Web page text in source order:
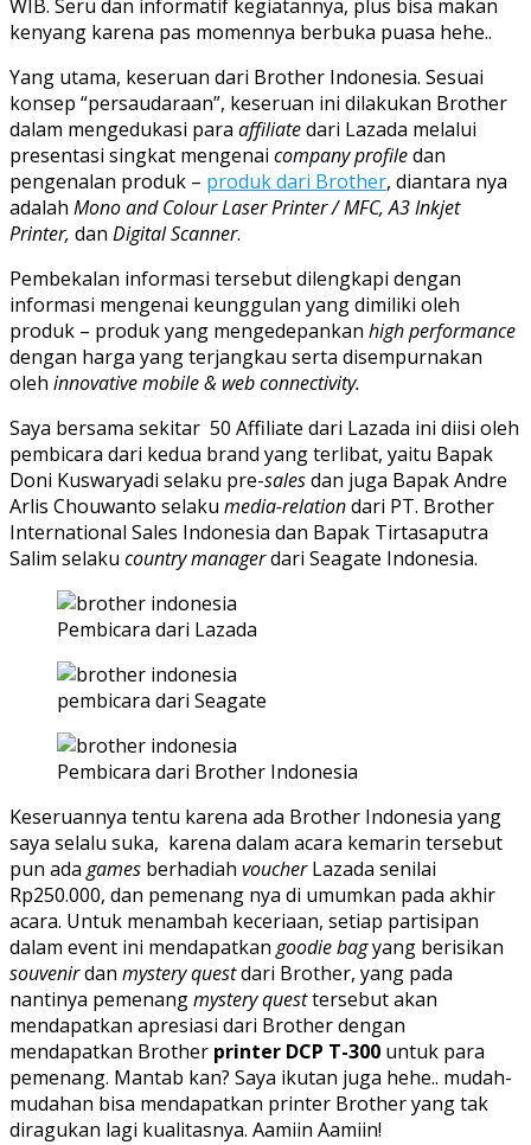
WIB. Seru dan informatif kegiatannya, plus bisa makan
kenyang karena pas momennya berbuka puasa hehe..
Yang utama, keseruan dari Brother Indonesia. Sesuai
konsep “persaudaraan”, keseruan ini dilakukan Brother
dalam mengedukasi para affiliatedari Lazada melalui
presentasi singkat mengenai company profiledan
pengenalan produk – produk dari Brother, diantara nya
adalah Mono and Colour Laser Printer / MFC, A3 Inkjet
Printer, dan Digital Scanner.
Pembekalan informasi tersebut dilengkapi dengan
informasi mengenai keunggulan yang dimiliki oleh
produk – produk yang mengedepankan high performance
dengan harga yang terjangkau serta disempurnakan
oleh innovative mobile & web connectivity.
Saya bersama sekitar 50 Affiliate dari Lazada ini diisi oleh
pembicara dari kedua brand yang terlibat, yaitu Bapak
Doni Kuswaryadi selaku pre-salesdan juga Bapak Andre
Arlis Chouwanto selaku media-relationdari PT. Brother
International Sales Indonesia dan Bapak Tirtasaputra
Salim selaku country managerdari Seagate Indonesia.
Pembicara dari Lazada
pembicara dari Seagate
Pembicara dari Brother Indonesia
Keseruannya tentu karena ada Brother Indonesia yang
saya selalu suka, karena dalam acara kemarin tersebut
pun ada games berhadiah voucherLazada senilai
Rp250.000, dan pemenang nya di umumkan pada akhir
acara. Untuk menambah keceriaan, setiap partisipan
dalam event ini mendapatkan goodie bagyang berisikan
souvenirdan mysteryquestdari Brother, yang pada
nantinya pemenangmysteryquesttersebut akan
mendapatkan apresiasi dari Brother dengan
mendapatkan Brother printer DCP T-300 untuk para
pemenang. Mantab kan? Saya ikutan juga hehe.. mudah-
mudahan bisa mendapatkan printer Brother yang tak
diragukan lagi kualitasnya. Aamiin Aamiin!